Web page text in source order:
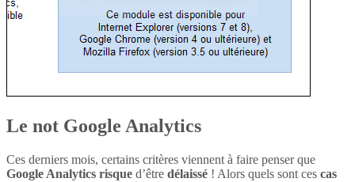
Le not Google Analytics
Ces derniers mois, certains critères viennent à faire penser que
Google Analytics risque d’être délaissé ! Alors quels sont ces cas